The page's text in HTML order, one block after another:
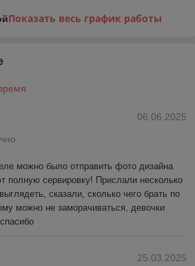
Показать весь график работы
06.06.2025
можно было отправить фото дизайна
полную сервировку! Прислали несколько
сказали, сколько чего брать по
можно не заморачиваться, девочки
25.03.2025